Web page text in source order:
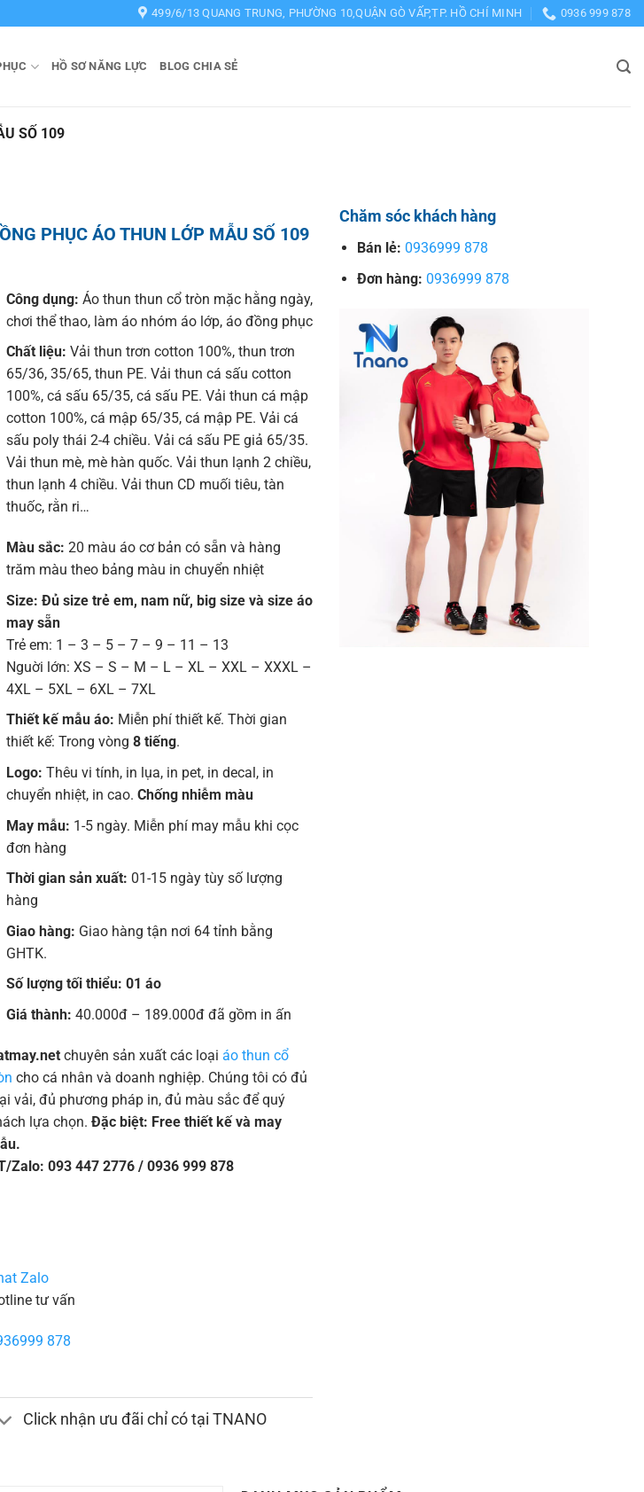
499/6/13 QUANG TRUNG, PHƯỜNG 10,QUẬN GÒ VẤP,TP. HỒ CHÍ MINH 0936 999 878
HỒ SƠ NĂNG LỰC BLOG CHIA SẺ
SỐ 109
PHỤC ÁO THUN LỚP MẪU SỐ 109
Công dụng: Áo thun thun cổ tròn mặc hằng ngày,
chơi thể thao, làm áo nhóm áo lớp, áo đồng phục
Chất liệu: Vải thun trơn cotton 100%, thun trơn
65/36, 35/65, thun PE. Vải thun cá sấu cotton
100%, cá sấu 65/35, cá sấu PE. Vải thun cá mập
cotton 100%, cá mập 65/35, cá mập PE. Vải cá
sấu poly thái 2-4 chiều. Vải cá sấu PE giả 65/35.
Vải thun mè, mè hàn quốc. Vải thun lạnh 2 chiều,
thun lạnh 4 chiều. Vải thun CD muối tiêu, tàn
thuốc, rằn ri…
Màu sắc: 20 màu áo cơ bản có sẵn và hàng
trăm màu theo bảng màu in chuyển nhiệt
Size: Đủ size trẻ em, nam nữ, big size và size áo
may sẵn
Trẻ em: 1 – 3 – 5 – 7 – 9 – 11 – 13
Nguời lớn: XS – S – M – L – XL – XXL – XXXL –
4XL – 5XL – 6XL – 7XL
Thiết kế mẫu áo: Miễn phí thiết kế. Thời gian
thiết kế: Trong vòng 8 tiếng.
Logo: Thêu vi tính, in lụa, in pet, in decal, in
chuyển nhiệt, in cao. Chống nhiễm màu
May mẫu: 1-5 ngày. Miễn phí may mẫu khi cọc
đơn hàng
Thời gian sản xuất: 01-15 ngày tùy số lượng
hàng
Giao hàng: Giao hàng tận nơi 64 tỉnh bằng
GHTK.
Số lượng tối thiểu: 01 áo
Giá thành: 40.000đ – 189.000đ đã gồm in ấn
chuyên sản xuất các loại áo thun cổ
cho cá nhân và doanh nghiệp. Chúng tôi có đủ
vải, đủ phương pháp in, đủ màu sắc để quý
lựa chọn. Đặc biệt: Free thiết kế và may
Zalo: 093 447 2776 / 0936 999 878
Zalo
tư vấn
878
Click nhận ưu đãi chỉ có tại TNANO
Chăm sóc khách hàng
Bán lẻ: 0936999 878
Đơn hàng: 0936999 878